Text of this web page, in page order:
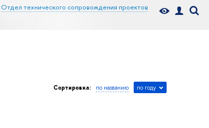
Отдел технического сопровождения проектов
Сортировка: по названию по году